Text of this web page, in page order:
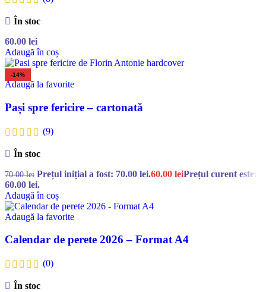
În stoc
60.00 lei
Adaugă în coș
-14%
Adaugă la favorite
Pași spre fericire – cartonată
(9)
În stoc
70.00lei Prețul inițial a fost: 70.00 lei.60.00 leiPrețul curent este:
60.00 lei.
Adaugă în coș
Adaugă la favorite
Calendar de perete 2026 – Format A4
(0)
În stoc